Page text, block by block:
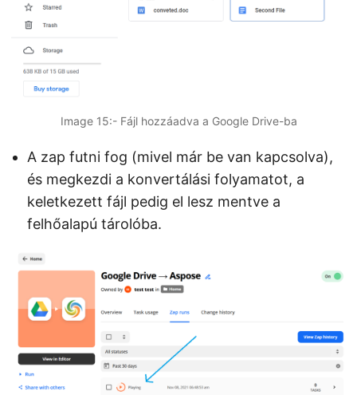
Image 15:- Fájl hozzáadva a Google Drive-ba
A zap futni fog (mivel már be van kapcsolva),
és megkezdi a konvertálási folyamatot, a
keletkezett fájl pedig el lesz mentve a
felhőalapú tárolóba.